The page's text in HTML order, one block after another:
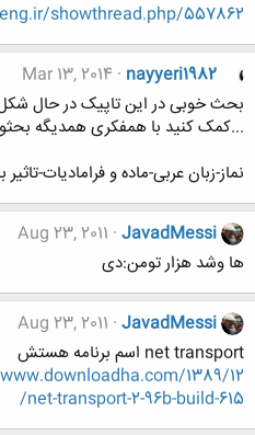
showthread.php/557862
nayyeri1982
Mar 13, 2014
بحث خوبی در این تاپیک در حال شکل
...کمک کنید با همفکری همدیگه بحثو
نماز-زبان عربی-ماده و فرامادیات-
JavadMessi
Aug 23, 2011
ها وشد هزار تومن:دی
JavadMessi
Aug 23, 2011
net transport اسم برنامه هستش
net-transport-2-96b-build-615/